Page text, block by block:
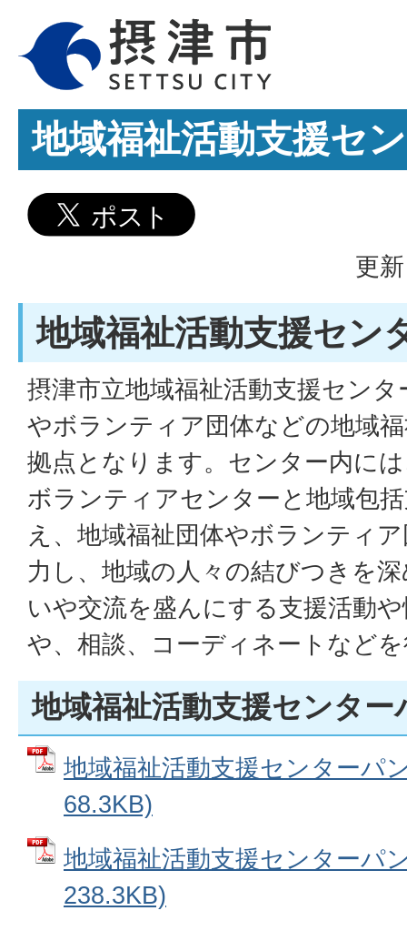
地域福祉活動支援セ
更
地域福祉活動支援セン
摂津市立地域福祉活動支援セン
やボランティア団体などの地域
拠点となります。センター内に
ボランティアセンターと地域包
え、地域福祉団体やボランティ
力し、地域の人々の結びつきを
いや交流を盛んにする支援活動
や、相談、コーディネートなど
地域福祉活動支援センター
地域福祉活動支援センターパ
68.3KB)
地域福祉活動支援センターパ
238.3KB)